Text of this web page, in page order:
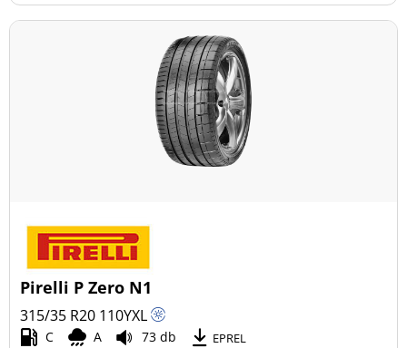
Pirelli P Zero N1
315/35 R20 110YXL
C A 73 db EPREL